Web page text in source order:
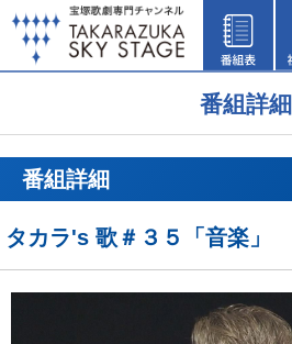
番組詳細
番組詳細
タカラ's 歌＃３５「音楽」